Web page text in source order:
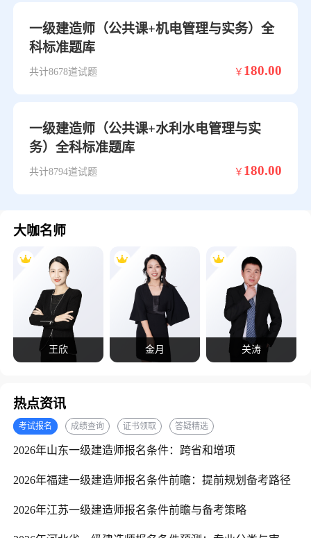
一级建造师（公共课+机电管理与实务）全
科标准题库
共计8678道试题 ￥ 180.00
一级建造师（公共课+水利水电管理与实
务）全科标准题库
共计8794道试题 ￥ 180.00
大咖名师
王欣 金月 关涛
热点资讯
考试报名 成绩查询 证书领取 答疑精选
2026年山东一级建造师报名条件：跨省和增项
2026年福建一级建造师报名条件前瞻：提前规划备考路径
2026年江苏一级建造师报名条件前瞻与备考策略